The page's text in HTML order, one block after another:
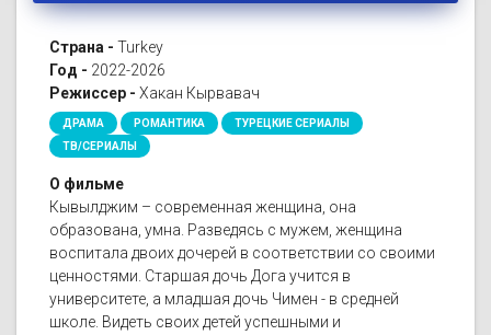
Страна - Turkey
Год - 2022-2026
Режиссер - Хакан Кырвавач
ДРАМА РОМАНТИКА
ТУРЕЦКИЕ СЕРИАЛЫ
ТВ/СЕРИАЛЫ
О фильме
Кывылджим – современная женщина, она
образована, умна. Разведясь с мужем, женщина
воспитала двоих дочерей в соответствии со своими
ценностями. Старшая дочь Дога учится в
университете, а младшая дочь Чимен - в средней
школе. Видеть своих детей успешными и